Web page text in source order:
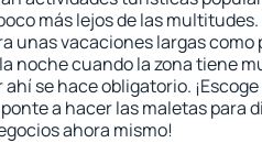
más lejos de las multitudes.
unas vacaciones largas como
noche cuando la zona tiene
se hace obligatorio.
a hacer las maletas para
ahora mismo!